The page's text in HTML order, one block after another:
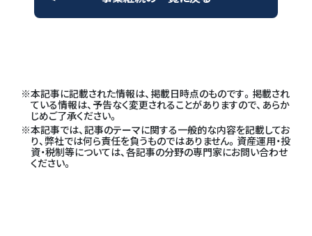
本記事に記載された情報は、掲載日時点のものです。掲載され
ている情報は、予告なく変更されることがありますので、あらか
じめご了承ください。
本記事では、記事のテーマに関する一般的な内容を記載してお
り、弊社では何ら責任を負うものではありません。資産運用・投
資・税制等については、各記事の分野の専門家にお問い合わせ
ください。